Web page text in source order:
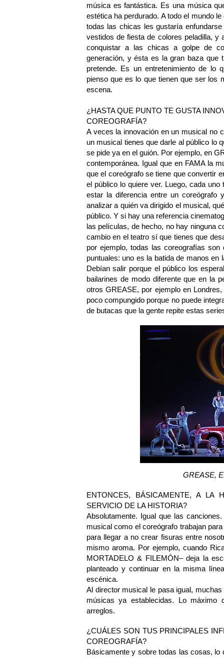
música es fantástica. Es una música
estética ha perdurado. A todo el mundo
todas las chicas les gustaría
vestidos de fiesta de colores peladilla,
conquistar a las chicas a golpe de
generación, y ésta es la gran baza que
pretende. Es un entretenimiento de lo
pienso que es lo que tienen que ser los
escena.
¿HASTA QUE PUNTO TE GUSTA
COREOGRAFÍA?
A veces la innovación en un musical no
un musical tienes que darle al público lo
se pide ya en el guión. Por ejemplo, en
contemporánea. Igual que en FAMA la
que el coreógrafo se tiene que convertir
el público lo quiere ver. Luego, cada
estar la diferencia entre un coreógrafo
analizar a quién va dirigido el musical,
público. Y si hay una referencia
las películas, de hecho, no hay ninguna
cambio en el teatro sí que tienes que
por ejemplo, todas las coreografías
puntuales: uno es la batida de manos en
Debían salir porque el público los
bailarines de modo diferente que en la
otros GREASE, por ejemplo en
poco compungido porque no puede
de butacas que la gente repite estas
GREASE,
ENTONCES, BÁSICAMENTE, A LA
SERVICIO DE LA HISTORIA?
Absolutamente. Igual que las
musical como el coreógrafo trabajan
para llegar a no crear fisuras entre
mismo aroma. Por ejemplo, cuando
MORTADELO & FILEMÓN– deja la
planteado y continuar en la misma
escénica.
Al director musical le pasa igual,
músicas ya establecidas. Lo
arreglos.
¿CUÁLES SON TUS PRINCIPALES
COREOGRAFÍA?
Básicamente y sobre todas las cosas,